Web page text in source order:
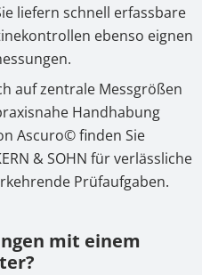
für Basis-
geeignet sind
für Basis-Messungen
liefern schnell erfassbare
ebenso eignen
auf zentrale Messgrößen
Handhabung
Ascuro© finden Sie
& SOHN für verlässliche
Prüfaufgaben.
mit einem